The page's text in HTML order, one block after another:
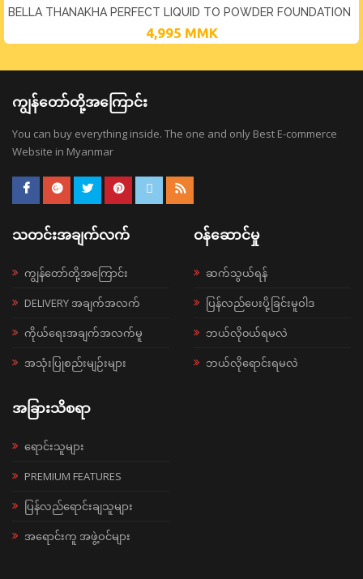
BELLA THANAKHA PERFECT LIQUID TO POWDER FOUNDATION
4,995 MMK
ကျွန်တော်တို့အကြောင်း
You can buy everything inside. The one and only Best E-commerce
Website in Myanmar
သတင်းအချက်လက်
ကျွန်တော်တို့အကြောင်း
DELIVERY အချက်အလက်
ကိုယ်ရေးအချက်အလက်မူ
အသုံးပြုစည်းမျဉ်းများ
ဝန်ဆောင်မှု
ဆက်သွယ်ရန်
ပြန်လည်ပေးပို့ခြင်းမူဝါဒ
ဘယ်လို၀ယ်ရမလဲ
ဘယ်လိုရောင်းရမလဲ
အခြားသိစရာ
ရောင်းသူများ
PREMIUM FEATURES
ပြန်လည်ရောင်းချသူများ
အရောင်းကူ အဖွဲ့ဝင်များ